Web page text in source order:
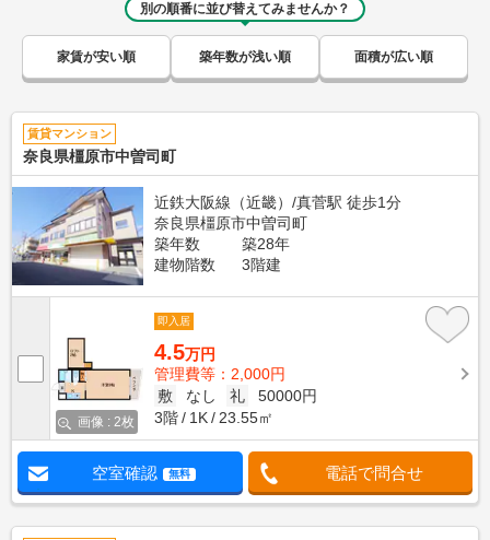
別の順番に並び替えてみませんか？
家賃が安い順 築年数が浅い順 面積が広い順
賃貸マンション
奈良県橿原市中曽司町
近鉄大阪線（近畿）/真菅駅 徒歩1分
奈良県橿原市中曽司町
築年数
築28年
建物階数
3階建
画像 : 2枚
即入居
4.5万円
管理費等：2,000円
敷
なし 礼
50000円
3階
1K 23.55㎡
空室確認 無料 電話で問合せ